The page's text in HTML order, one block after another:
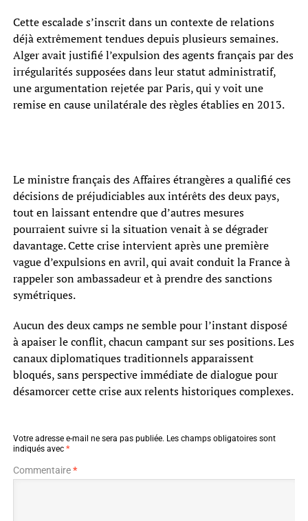
Cette escalade s’inscrit dans un contexte de relations
déjà extrêmement tendues depuis plusieurs semaines.
Alger avait justifié l’expulsion des agents français par des
irrégularités supposées dans leur statut administratif,
une argumentation rejetée par Paris, qui y voit une
remise en cause unilatérale des règles établies en 2013.
Le ministre français des Affaires étrangères a qualifié ces
décisions de préjudiciables aux intérêts des deux pays,
tout en laissant entendre que d’autres mesures
pourraient suivre si la situation venait à se dégrader
davantage. Cette crise intervient après une première
vague d’expulsions en avril, qui avait conduit la France à
rappeler son ambassadeur et à prendre des sanctions
symétriques.
Aucun des deux camps ne semble pour l’instant disposé
à apaiser le conflit, chacun campant sur ses positions. Les
canaux diplomatiques traditionnels apparaissent
bloqués, sans perspective immédiate de dialogue pour
désamorcer cette crise aux relents historiques complexes.
Votre adresse e-mail ne sera pas publiée. Les champs obligatoires sont
indiqués avec *
Commentaire*